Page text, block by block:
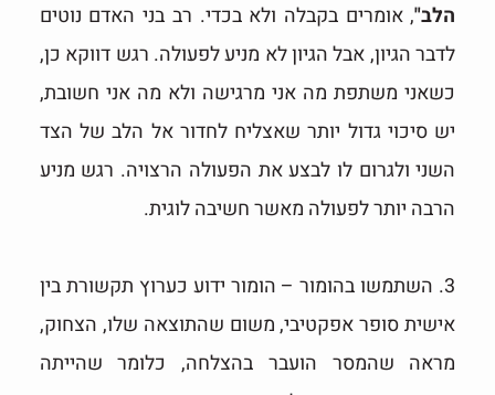
הלב", אומרים בקבלה ולא בכדי. רב בני האדם נוטים
לדבר הגיון, אבל הגיון לא מניע לפעולה. רגש דווקא כן,
כשאני משתפת מה אני מרגישה ולא מה אני חשובת,
יש סיכוי גדול יותר שאצליח לחדור אל הלב של הצד
השני ולגרום לו לבצע את הפעולה הרצויה. רגש מניע
הרבה יותר לפעולה מאשר חשיבה לוגית.
3. השתמשו בהומור – הומור ידוע כערוץ תקשורת בין
אישית סופר אפקטיבי, משום שהתוצאה שלו, הצחוק,
מראה שהמסר הועבר בהצלחה, כלומר שהייתה